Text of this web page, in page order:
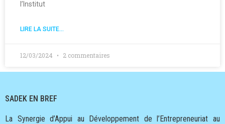
l’Institut
LIRE LA SUITE...
12/03/2024 2 commentaires
SADEK EN BREF
La Synergie d’Appui au Développement de l’Entrepreneuriat au